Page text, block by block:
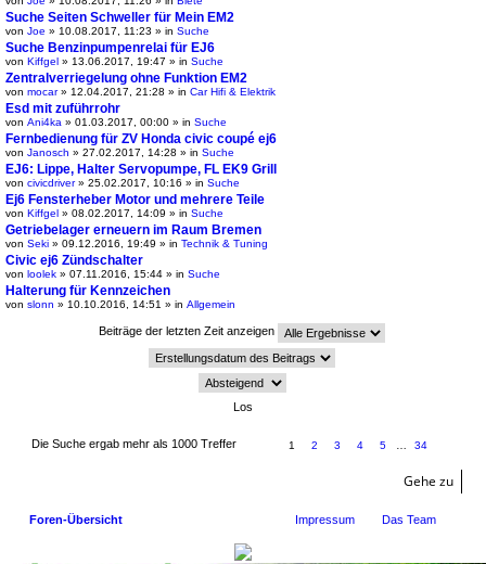
Suche Seiten Schweller für Mein EM2
von Joe » 10.08.2017, 11:23 » in Suche
Suche Benzinpumpenrelai für EJ6
von Kiffgel » 13.06.2017, 19:47 » in Suche
Zentralverriegelung ohne Funktion EM2
von mocar» 12.04.2017, 21:28 » in Car Hifi & Elektrik
Esd mit zuführrohr
von Ani4ka » 01.03.2017, 00:00 » in Suche
Fernbedienung für ZV Honda civic coupé ej6
von Janosch » 27.02.2017, 14:28 » in Suche
EJ6: Lippe, Halter Servopumpe, FL EK9 Grill
von civicdriver» 25.02.2017, 10:16 » in Suche
Ej6 Fensterheber Motor und mehrere Teile
von Kiffgel » 08.02.2017, 14:09 » in Suche
Getriebelager erneuern im Raum Bremen
von Seki » 09.12.2016, 19:49 » in Technik & Tuning
Civic ej6 Zündschalter
von loolek » 07.11.2016, 15:44 » in Suche
Halterung für Kennzeichen
von slonn » 10.10.2016, 14:51 » in Allgemein
Beiträge der letzten Zeit anzeigen
Die Suche ergab mehr als 1000 Treffer 1 2 3 4 5 34
Gehe zu
Foren-Übersicht Das Team
Impressum